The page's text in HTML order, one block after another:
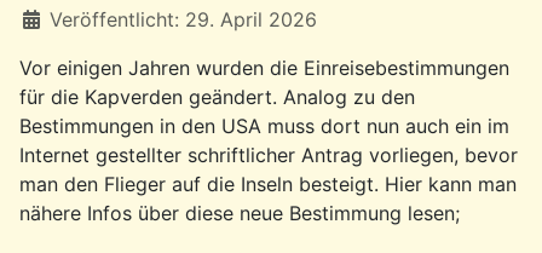
Veröffentlicht: 29. April 2026
Vor einigen Jahren wurden die Einreisebestimmungen
für die Kapverden geändert. Analog zu den
Bestimmungen in den USA muss dort nun auch ein im
Internet gestellter schriftlicher Antrag vorliegen, bevor
man den Flieger auf die Inseln besteigt. Hier kann man
nähere Infos über diese neue Bestimmung lesen;